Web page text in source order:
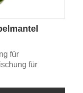
für
für